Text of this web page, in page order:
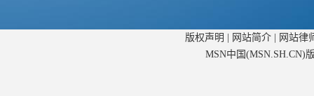
版权声明 网站简介|
网站律
MSN中国(MSN.SH.CN)